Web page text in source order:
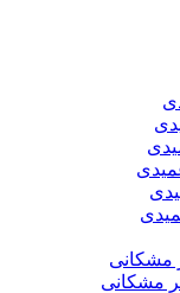
مشکانی
مشکانی